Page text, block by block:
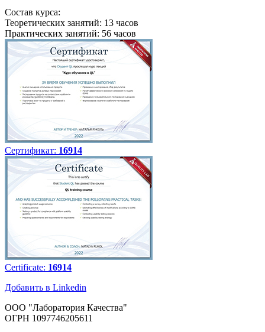
Состав курса:
Теоретических занятий: 13 часов
Практических занятий: 56 часов
Сертификат: 16914
Certificate: 16914
Добавить в Linkedin
ООО "Лаборатория Качества"
ОГРН 1097746205611